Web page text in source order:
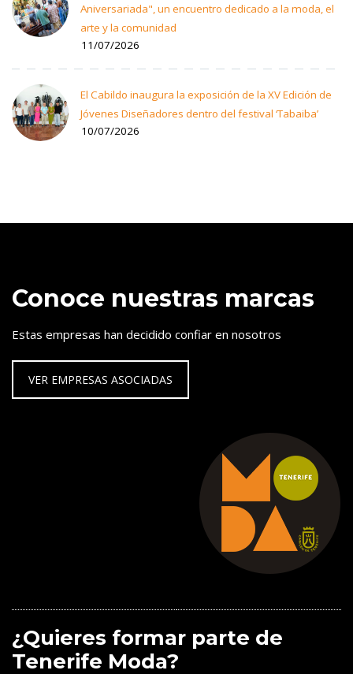
Aniversariada", un encuentro dedicado a la moda, el
arte y la comunidad
11/07/2026
El Cabildo inaugura la exposición de la XV Edición de
Jóvenes Diseñadores dentro del festival ‘Tabaiba’
10/07/2026
Conoce nuestras marcas
Estas empresas han decidido confiar en nosotros
VER EMPRESAS ASOCIADAS
¿Quieres formar parte de
Tenerife Moda?